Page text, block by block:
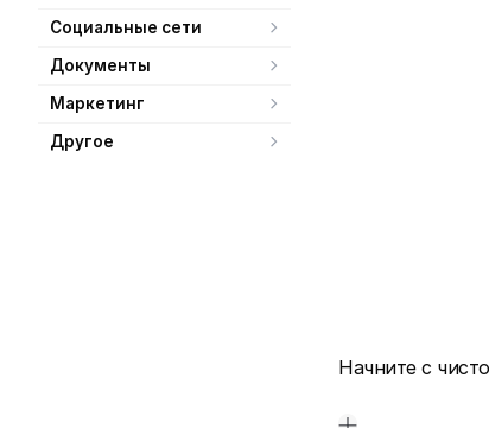
Социальные сети
Документы
Маркетинг
Другое
Начните с